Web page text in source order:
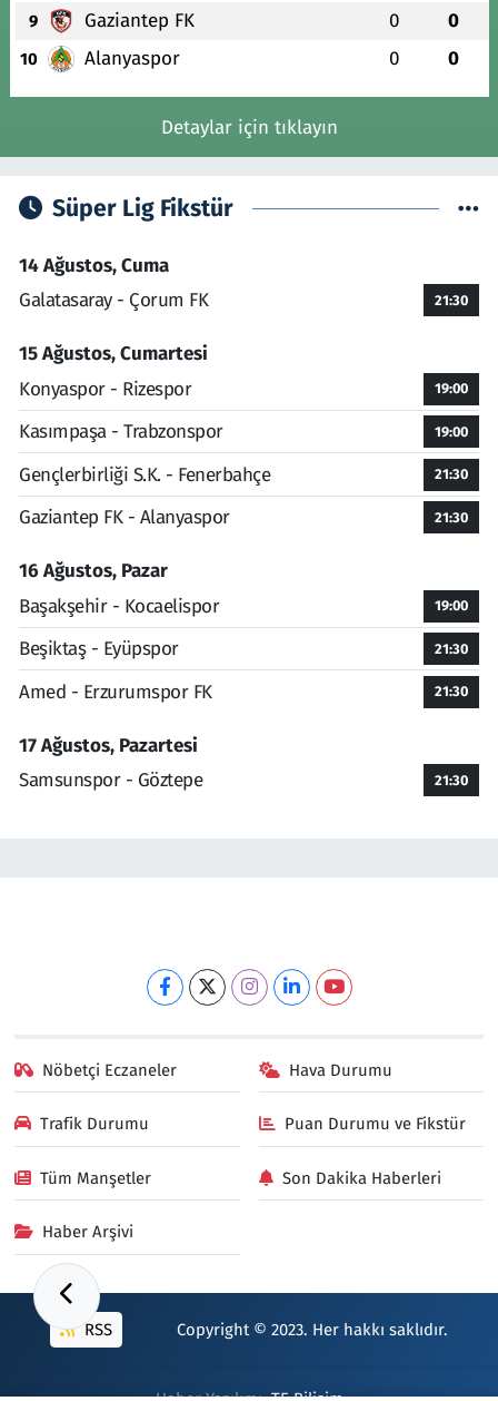
9 Gaziantep FK 0 0
10 Alanyaspor 0 0
Detaylar için tıklayın
Süper Lig Fikstür
14 Ağustos, Cuma
Galatasaray - Çorum FK
21:30
15 Ağustos, Cumartesi
Konyaspor - Rizespor
19:00
Kasımpaşa - Trabzonspor 19:00
Gençlerbirliği S.K. - Fenerbahçe 21:30
Gaziantep FK - Alanyaspor 21:30
16 Ağustos, Pazar
Başakşehir - Kocaelispor
19:00
Beşiktaş - Eyüpspor 21:30
Amed - Erzurumspor FK 21:30
17 Ağustos, Pazartesi
Samsunspor - Göztepe
21:30
Nöbetçi Eczaneler Hava Durumu
Trafik Durumu Puan Durumu ve Fikstür
Tüm Manşetler Son Dakika Haberleri
Haber Arşivi
RSS Copyright © 2023. Her hakkı saklıdır.